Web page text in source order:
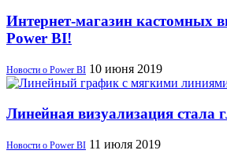
Интернет-магазин кастомных
Power BI!
Новости о Power BI 10 июня 2019
Линейная визуализация стала
Новости о Power BI 11 июля 2019